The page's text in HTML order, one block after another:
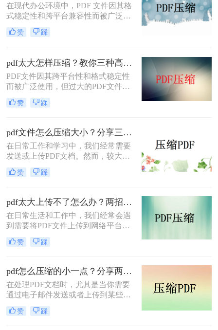
在现代办公环境中，PDF 文件因其格
式稳定性和跨平台兼容性而被广泛使
用。然而，当这些文件变得过大时，
它们不仅占用大量存储空间，而且在
传到某些平台。因此，掌握pdf太大如
何压缩变小是十分必要的。本文将介
绍两种实用的方法来解决这个问题，
帮助您轻松完成 PDF 文件的压缩。
赞 踩
pdf太大怎样压缩？教你三种高效方法！
PDF文件因其跨平台性和格式稳定性
而被广泛使用，但过大的PDF文件不
仅占用存储空间，还会影响传输速度
和加载速度。为了解决pdf太大怎样压
件的方法。
赞 踩
pdf文件怎么压缩大小？分享三种实用压缩方法！
在日常工作和学习中，我们经常需要
发送或上传PDF文档。然而，较大的
文件可能会导致传输缓慢或者无法满
足上传限制。那么pdf文件怎么压缩大
缩方法，帮助你轻松减小文件大小。
赞 踩
pdf太大上传不了怎么办？两招帮你解决！
在日常生活和工作中，我们经常会遇
到需要将PDF文件上传到网络平台或
发送给他人的情况。然而，有时PDF
文件过大，导致无法顺利上传或发
本文将介绍两种解决PDF文件过大无
法上传的方法，帮助你轻松应对这一
问题。
赞 踩
pdf怎么压缩的小一点？分享两种实用压缩方法！
在处理PDF文档时，尤其是当你需要
通过电子邮件发送或者上传到某些对
文件大小有限制的平台时，压缩PDF
文件变得尤为重要。那么pdf怎么压缩
赞 踩